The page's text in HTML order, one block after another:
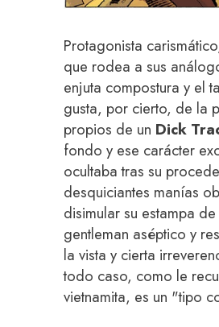
Protagonista
que rodea a sus
enjuta compostura y el
gusta, por cierto, de la
propios de un Dick
fondo y ese carácter
ocultaba tras su
desquiciantes manías
disimular su estampa
gentleman aséptico y
la vista y cierta
todo caso, como le
vietnamita, es un "tipo